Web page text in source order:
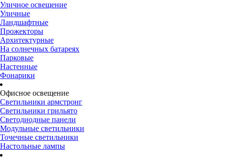
Уличное освещение
Уличные
Ландшафтные
Прожекторы
Архитектурные
На солнечных батареях
Парковые
Настенные
Фонарики
Офисное освещение
Светильники армстронг
Светильники грильято
Светодиодные панели
Модульные светильники
Точечные светильники
Настольные лампы